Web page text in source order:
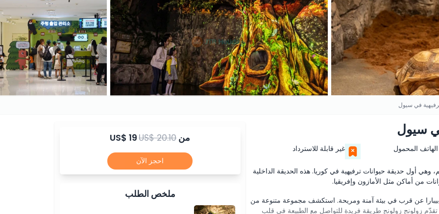
في سيول
سيول
المحمول غير قابلة للاسترداد
أول حديقة حيوانات ترفيهية في كوريا. هذه الحديقة الداخلية
عن قرب في بيئة آمنة ومريحة. استكشف مجموعة متنوعة من
تقدّم زولونج زولونج طريقة فريدة للتواصل مع الطبيعة في قلب
من US$ 19US$ 20.10
احجز الآن
ملخص الطلب